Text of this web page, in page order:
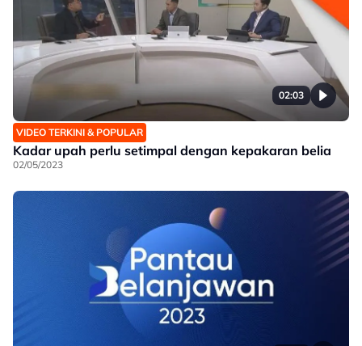
02:03
VIDEO TERKINI & POPULAR
Kadar upah perlu setimpal dengan kepakaran belia
02/05/2023